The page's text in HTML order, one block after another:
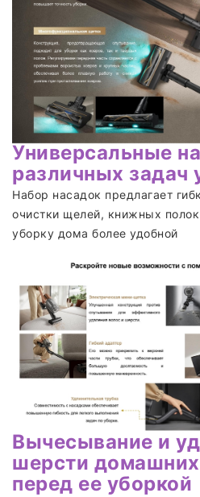
Универсальные
различных задач
Набор насадок предлагает
очистки щелей, книжных
уборку дома более удобной
Вычесывание и
шерсти
перед ее уборкой